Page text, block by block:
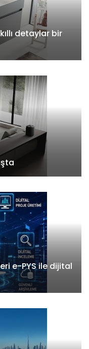
detaylar bir
e-PYS ile dijital